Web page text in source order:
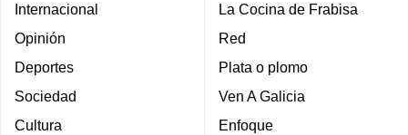
Internacional
Opinión
Deportes
Sociedad
Cultura
La Cocina de Frabisa
Red
Plata o plomo
Ven A Galicia
Enfoque